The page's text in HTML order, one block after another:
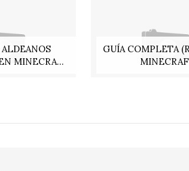
MINECRA...
GUÍA COMPLETA